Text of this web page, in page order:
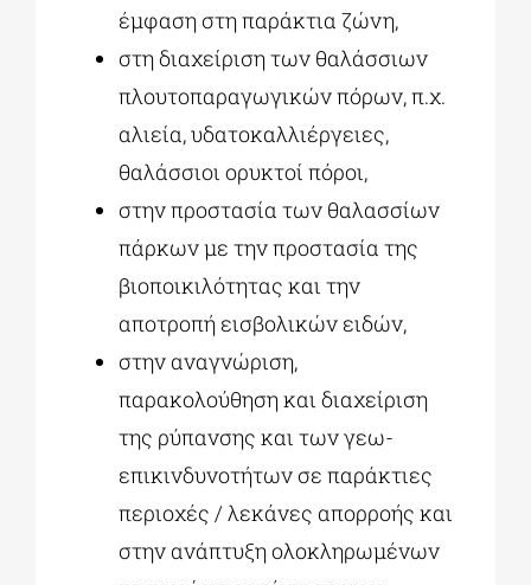
έμφαση στη παράκτια ζώνη,
στη διαχείριση των θαλάσσιων
πλουτοπαραγωγικών πόρων, π.χ.
αλιεία, υδατοκαλλιέργειες,
θαλάσσιοι ορυκτοί πόροι,
στην προστασία των θαλασσίων
πάρκων με την προστασία της
βιοποικιλότητας και την
αποτροπή εισβολικών ειδών,
στην αναγνώριση,
παρακολούθηση και διαχείριση
της ρύπανσης και των γεω-
επικινδυνοτήτων σε παράκτιες
περιοχές / λεκάνες απορροής και
στην ανάπτυξη ολοκληρωμένων